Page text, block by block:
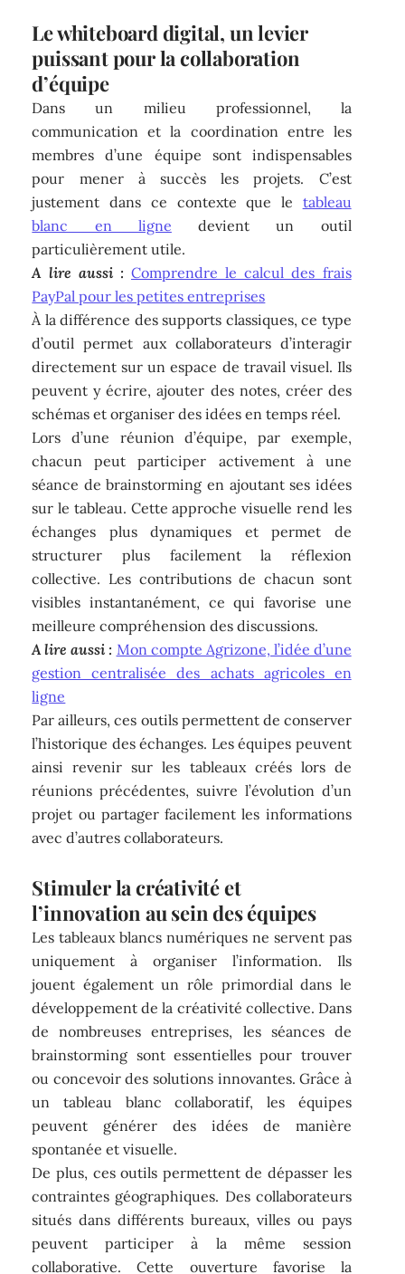
Le whiteboard digital, un levier
puissant pour la collaboration
d’équipe
Dans un milieu professionnel, la
communication et la coordination entre les
membres d’une équipe sont indispensables
pour mener à succès les projets. C’est
justement dans ce contexte que le tableau
blanc en ligne devient un outil
particulièrement utile.
A lire aussi : Comprendre le calcul des frais
PayPal pour les petites entreprises
À la différence des supports classiques, ce type
d’outil permet aux collaborateurs d’interagir
directement sur un espace de travail visuel. Ils
peuvent y écrire, ajouter des notes, créer des
schémas et organiser des idées en temps réel.
Lors d’une réunion d’équipe, par exemple,
chacun peut participer activement à une
séance de brainstorming en ajoutant ses idées
sur le tableau. Cette approche visuelle rend les
échanges plus dynamiques et permet de
structurer plus facilement la réflexion
collective. Les contributions de chacun sont
visibles instantanément, ce qui favorise une
meilleure compréhension des discussions.
A lire aussi : Mon compte Agrizone, l’idée d’une
gestion centralisée des achats agricoles en
ligne
Par ailleurs, ces outils permettent de conserver
l’historique des échanges. Les équipes peuvent
ainsi revenir sur les tableaux créés lors de
réunions précédentes, suivre l’évolution d’un
projet ou partager facilement les informations
avec d’autres collaborateurs.
Stimuler la créativité et
l’innovation au sein des équipes
Les tableaux blancs numériques ne servent pas
uniquement à organiser l’information. Ils
jouent également un rôle primordial dans le
développement de la créativité collective. Dans
de nombreuses entreprises, les séances de
brainstorming sont essentielles pour trouver
ou concevoir des solutions innovantes. Grâce à
un tableau blanc collaboratif, les équipes
peuvent générer des idées de manière
spontanée et visuelle.
De plus, ces outils permettent de dépasser les
contraintes géographiques. Des collaborateurs
situés dans différents bureaux, villes ou pays
peuvent participer à la même session
collaborative. Cette ouverture favorise la